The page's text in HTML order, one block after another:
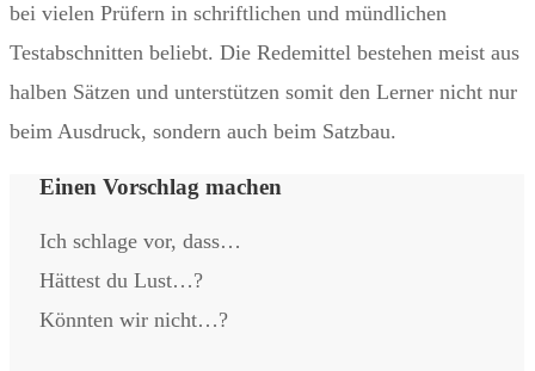
bei vielen Prüfern in schriftlichen und mündlichen
Testabschnitten beliebt. Die Redemittel bestehen meist aus
halben Sätzen und unterstützen somit den Lerner nicht nur
beim Ausdruck, sondern auch beim Satzbau.
Einen Vorschlag machen
Ich schlage vor, dass…
Hättest du Lust…?
Könnten wir nicht…?